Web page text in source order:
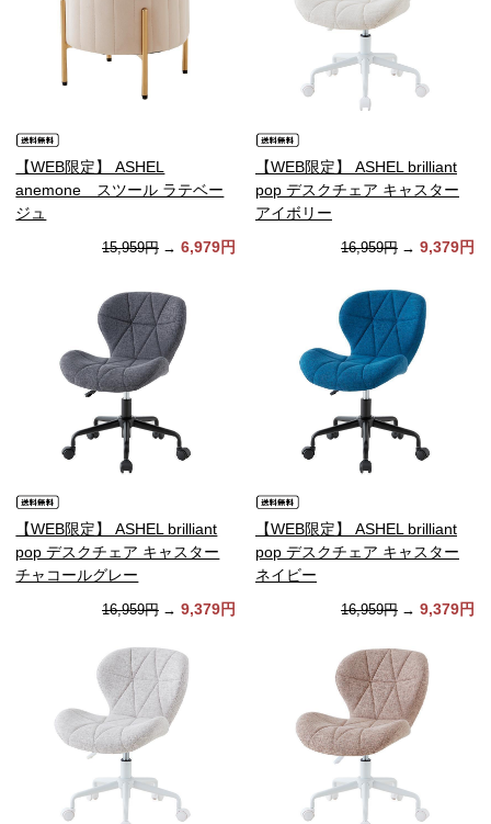
【WEB限定】 ASHEL
anemone スツール ラテベー
ジュ
15,959円 → 6,979円
【WEB限定】 ASHEL brilliant
pop デスクチェア キャスター
アイボリー
16,959円 → 9,379円
【WEB限定】 ASHEL brilliant
pop デスクチェア キャスター
チャコールグレー
16,959円 → 9,379円
【WEB限定】 ASHEL brilliant
pop デスクチェア キャスター
ネイビー
16,959円 → 9,379円